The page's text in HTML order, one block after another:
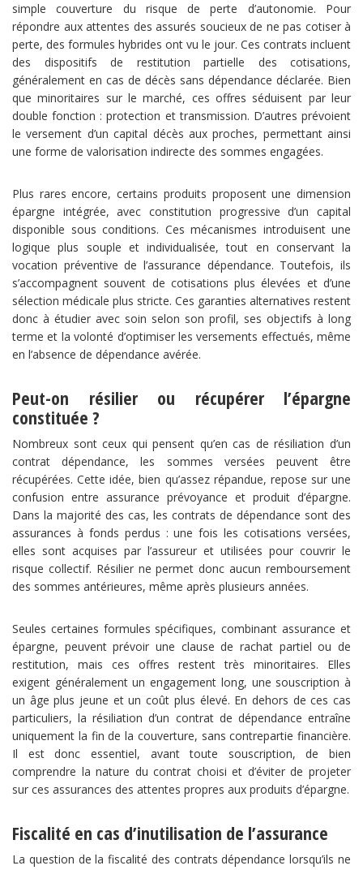
simple couverture du risque de perte d’autonomie. Pour
répondre aux attentes des assurés soucieux de ne pas cotiser à
perte, des formules hybrides ont vu le jour. Ces contrats incluent
des dispositifs de restitution partielle des cotisations,
généralement en cas de décès sans dépendance déclarée. Bien
que minoritaires sur le marché, ces offres séduisent par leur
double fonction : protection et transmission. D’autres prévoient
le versement d’un capital décès aux proches, permettant ainsi
une forme de valorisation indirecte des sommes engagées.
Plus rares encore, certains produits proposent une dimension
épargne intégrée, avec constitution progressive d’un capital
disponible sous conditions. Ces mécanismes introduisent une
logique plus souple et individualisée, tout en conservant la
vocation préventive de l’assurance dépendance. Toutefois, ils
s’accompagnent souvent de cotisations plus élevées et d’une
sélection médicale plus stricte. Ces garanties alternatives restent
donc à étudier avec soin selon son profil, ses objectifs à long
terme et la volonté d’optimiser les versements effectués, même
en l’absence de dépendance avérée.
Peut-on résilier ou récupérer l’épargne
constituée ?
Nombreux sont ceux qui pensent qu’en cas de résiliation d’un
contrat dépendance, les sommes versées peuvent être
récupérées. Cette idée, bien qu’assez répandue, repose sur une
confusion entre assurance prévoyance et produit d’épargne.
Dans la majorité des cas, les contrats de dépendance sont des
assurances à fonds perdus : une fois les cotisations versées,
elles sont acquises par l’assureur et utilisées pour couvrir le
risque collectif. Résilier ne permet donc aucun remboursement
des sommes antérieures, même après plusieurs années.
Seules certaines formules spécifiques, combinant assurance et
épargne, peuvent prévoir une clause de rachat partiel ou de
restitution, mais ces offres restent très minoritaires. Elles
exigent généralement un engagement long, une souscription à
un âge plus jeune et un coût plus élevé. En dehors de ces cas
particuliers, la résiliation d’un contrat de dépendance entraîne
uniquement la fin de la couverture, sans contrepartie financière.
Il est donc essentiel, avant toute souscription, de bien
comprendre la nature du contrat choisi et d’éviter de projeter
sur ces assurances des attentes propres aux produits d’épargne.
Fiscalité en cas d’inutilisation de l’assurance
La question de la fiscalité des contrats dépendance lorsqu’ils ne